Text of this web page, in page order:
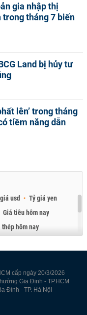
gia nhập thị
tháng 7 biến
Land bị hủy tư
lên’ trong tháng
tiềm năng dẫn
usd
Tỷ giá yen
Giá tiêu hôm nay
thép hôm nay
cấp ngày 20/3/2026
Gia Định - TP.HCM
Đình - TP. Hà Nội